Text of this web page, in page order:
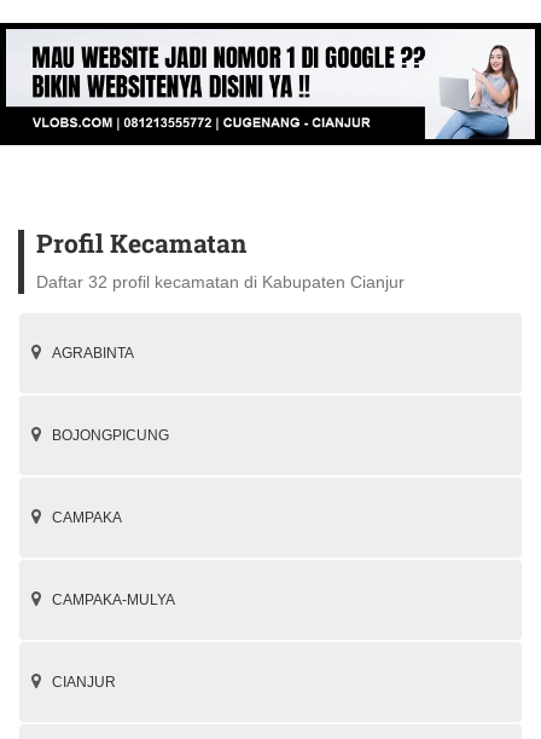
Profil Kecamatan
Daftar 32 profil kecamatan di Kabupaten Cianjur
AGRABINTA
BOJONGPICUNG
CAMPAKA
CAMPAKA-MULYA
CIANJUR